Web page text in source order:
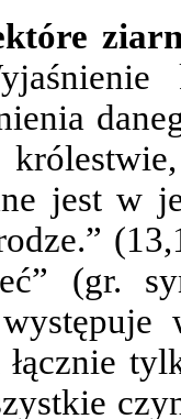
jest w
(gr.